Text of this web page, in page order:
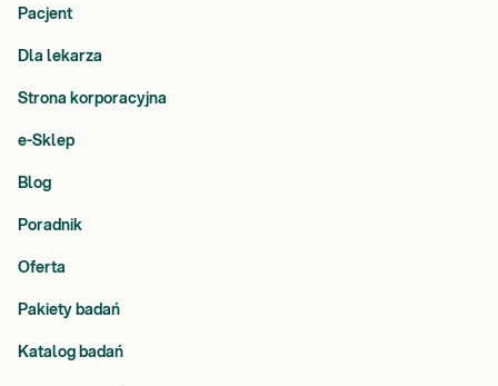
Pacjent
Dla lekarza
Strona korporacyjna
e-Sklep
Blog
Poradnik
Oferta
Pakiety badań
Katalog badań